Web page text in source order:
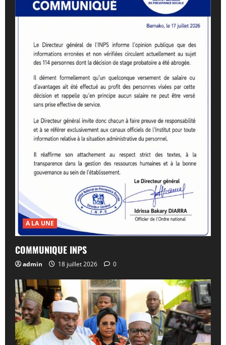
A LA UNE
COMMUNIQUE INPS
admin 18 juillet 2026 0